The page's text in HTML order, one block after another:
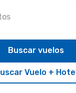
Vuelo +
Buscar vuelos